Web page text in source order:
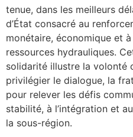
tenue, dans les meilleurs
d’État consacré au
monétaire, économique et
ressources hydrauliques.
solidarité illustre la volonté
privilégier le dialogue, la
pour relever les défis
stabilité, à l’intégration et
la sous-région.